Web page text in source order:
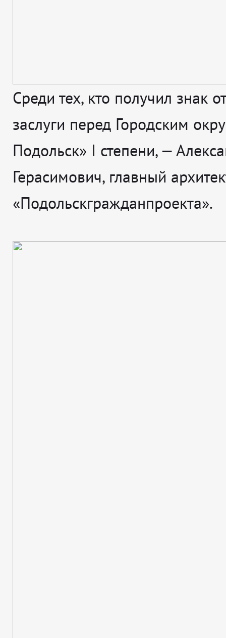
Среди тех, кто получил знак
заслуги перед Городским
Подольск» I степени, —
Герасимович, главный
«Подольскгражданпроекта».